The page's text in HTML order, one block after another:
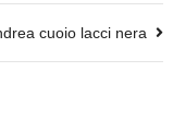
cuoio lacci nera